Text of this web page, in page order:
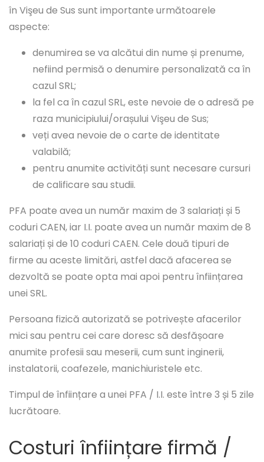
în Vişeu de Sus sunt importante următoarele
aspecte:
denumirea se va alcătui din nume și prenume,
nefiind permisă o denumire personalizată ca în
cazul SRL;
la fel ca în cazul SRL, este nevoie de o adresă pe
raza municipiului/orașului Vişeu de Sus;
veți avea nevoie de o carte de identitate
valabilă;
pentru anumite activități sunt necesare cursuri
de calificare sau studii.
PFA poate avea un număr maxim de 3 salariați și 5
coduri CAEN, iar I.I. poate avea un număr maxim de 8
salariați și de 10 coduri CAEN. Cele două tipuri de
firme au aceste limitări, astfel dacă afacerea se
dezvoltă se poate opta mai apoi pentru înființarea
unei SRL.
Persoana fizică autorizată se potrivește afacerilor
mici sau pentru cei care doresc să desfășoare
anumite profesii sau meserii, cum sunt inginerii,
instalatorii, coafezele, manichiuristele etc.
Timpul de înființare a unei PFA / I.I. este între 3 și 5 zile
lucrătoare.
Costuri înființare firmă /